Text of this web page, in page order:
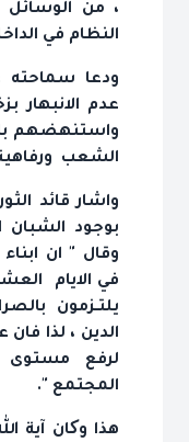
، من الوسائل
النظام في
ودعا سماحته
عدم الانبهار
واستنهضهم
الشعب
واشار قائد
بوجود الشبان
وقال " ان
في الايام
يلتـزمون
الدين ، لذا
لرفع
المجتمع ".
هذا وکان آية